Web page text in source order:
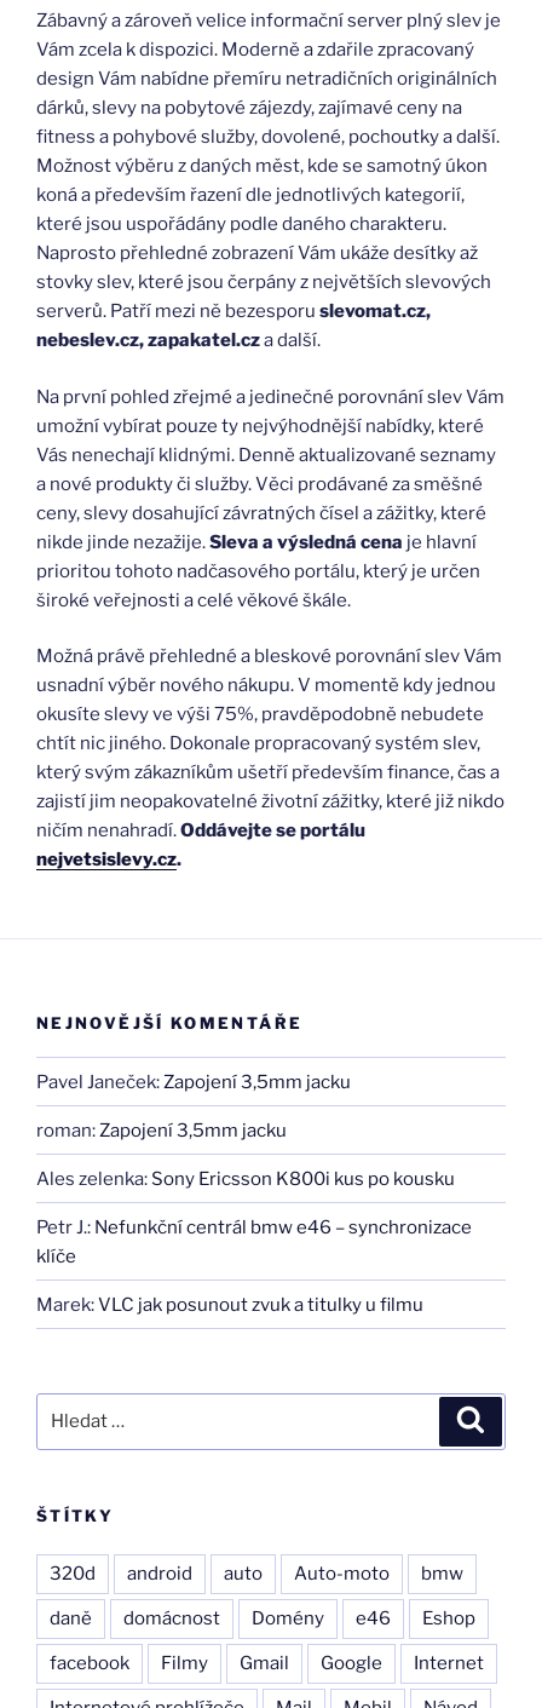
Zábavný a zároveň velice informační server plný slev je
Vám zcela k dispozici. Moderně a zdařile zpracovaný
design Vám nabídne přemíru netradičních originálních
dárků, slevy na pobytové zájezdy, zajímavé ceny na
fitness a pohybové služby, dovolené, pochoutky a další.
Možnost výběru z daných měst, kde se samotný úkon
koná a především řazení dle jednotlivých kategorií,
které jsou uspořádány podle daného charakteru.
Naprosto přehledné zobrazení Vám ukáže desítky až
stovky slev, které jsou čerpány z největších slevových
serverů. Patří mezi ně bezesporu slevomat.cz,
nebeslev.cz, zapakatel.cza další.
Na první pohled zřejmé a jedinečné porovnání slev Vám
umožní vybírat pouze ty nejvýhodnější nabídky, které
Vás nenechají klidnými. Denně aktualizované seznamy
a nové produkty či služby. Věci prodávané za směšné
ceny, slevy dosahující závratných čísel a zážitky, které
nikde jinde nezažije.Sleva a výsledná cena je hlavní
prioritou tohoto nadčasového portálu, který je určen
široké veřejnosti a celé věkové škále.
Možná právě přehledné a bleskové porovnání slev Vám
usnadní výběr nového nákupu. V momentě kdy jednou
okusíte slevy ve výši 75%, pravděpodobně nebudete
chtít nic jiného. Dokonale propracovaný systém slev,
který svým zákazníkům ušetří především finance, čas a
zajistí jim neopakovatelné životní zážitky, které již nikdo
ničím nenahradí.Oddávejte se portálu
nejvetsislevy.cz.
NEJNOVĚJŠÍ KOMENTÁŘE
Pavel Janeček: Zapojení 3,5mm jacku
roman: Zapojení 3,5mm jacku
Ales zelenka: Sony Ericsson K800i kus po kousku
Petr J.: Nefunkční centrál bmw e46 – synchronizace
klíče
Marek:VLC jak posunout zvuk a titulky u filmu
ŠTÍTKY
320d android auto Auto-moto bmw
daně domácnost Domény e46 Eshop
facebook Filmy Gmail Google Internet